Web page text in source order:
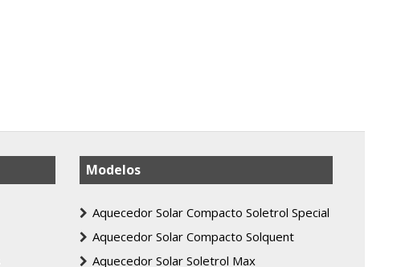
Modelos
Aquecedor Solar Compacto Soletrol Special
Aquecedor Solar Compacto Solquent
Aquecedor Solar Soletrol Max